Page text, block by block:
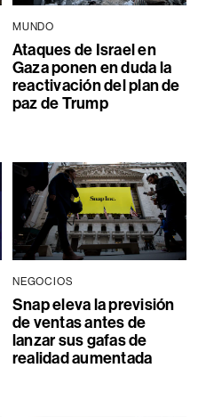
MUNDO
Ataques de Israel en
Gaza ponen en duda la
reactivación del plan de
paz de Trump
NEGOCIOS
Snap eleva la previsión
de ventas antes de
lanzar sus gafas de
realidad aumentada